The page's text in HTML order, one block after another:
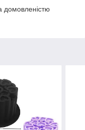
домовленістю